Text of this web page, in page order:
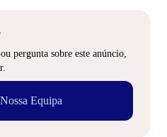
pergunta sobre este anúncio,
Equipa